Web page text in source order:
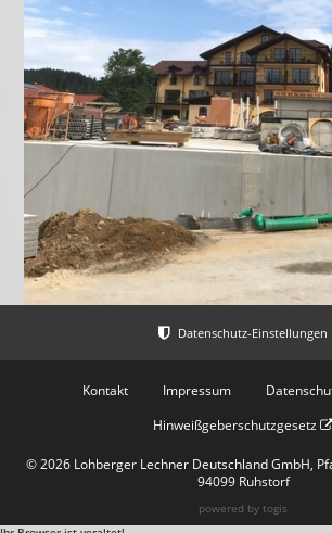
Kontakt Impressum
Hinweißgeberschutzgesetz
© 2026 Lohberger Lechner Deutschland GmbH,
94099 Ruhstorf
powered by togis